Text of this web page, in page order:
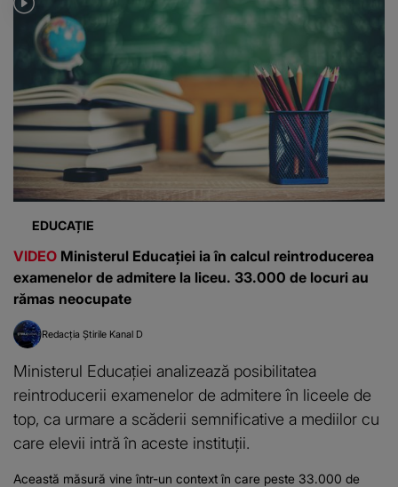
EDUCAȚIE
VIDEO Ministerul Educației ia în calcul reintroducerea
examenelor de admitere la liceu. 33.000 de locuri au
rămas neocupate
Redacția Știrile Kanal D
Ministerul Educației analizează posibilitatea
reintroducerii examenelor de admitere în liceele de
top, ca urmare a scăderii semnificative a mediilor cu
care elevii intră în aceste instituții.
Această măsură vine într-un context în care peste 33.000 de